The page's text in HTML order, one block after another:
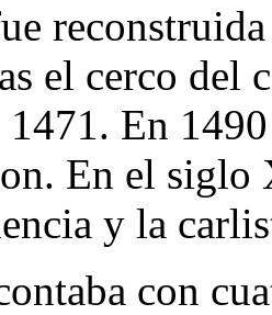
el cerco del
1471. En
En el
y la
con